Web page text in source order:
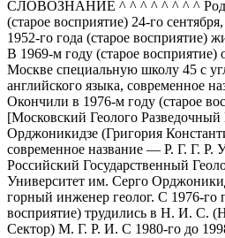
СЛОВОЗНАНИЕ ^ ^ ^ ^ ^ ^ ^ ^
(старое восприятие) 24-го
1952-го года (старое восприятие)
В 1969-м году (старое восприятие)
Москве специальную школу 45 с
английского языка, современное
Окончили в 1976-м году (старое
[Московский Геолого
Орджоникидзе (Григория
современное название — Р. Г. Г. Р.
Российский Государственный
Университет им. Серго
горный инженер геолог. С 1976-го
восприятие) трудились в Н. И. С.
Сектор) М. Г. Р. И. С 1980-го до